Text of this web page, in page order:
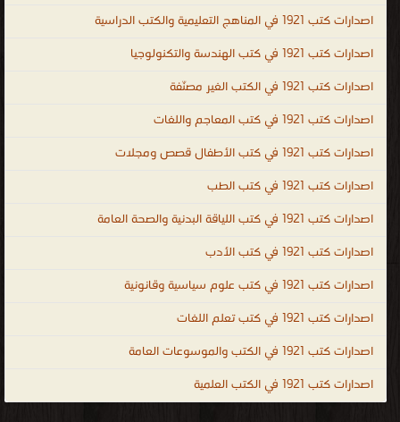
اصدارات كتب 1921 في المناهج التعليمية والكتب الدراسية
اصدارات كتب 1921 في كتب الهندسة والتكنولوجيا
اصدارات كتب 1921 في الكتب الغير مصنّفة
اصدارات كتب 1921 في كتب المعاجم واللغات
اصدارات كتب 1921 في كتب الأطفال قصص ومجلات
اصدارات كتب 1921 في كتب الطب
اصدارات كتب 1921 في كتب اللياقة البدنية والصحة العامة
اصدارات كتب 1921 في كتب الأدب
اصدارات كتب 1921 في كتب علوم سياسية وقانونية
اصدارات كتب 1921 في كتب تعلم اللغات
اصدارات كتب 1921 في الكتب والموسوعات العامة
اصدارات كتب 1921 في الكتب العلمية